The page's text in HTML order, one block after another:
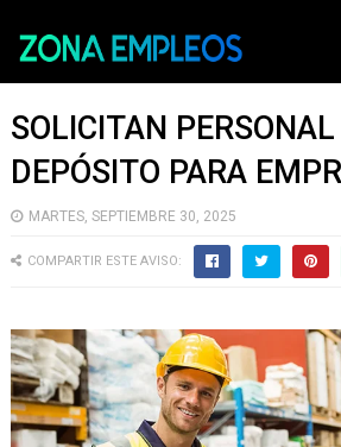
SOLICITAN
DEPÓSITO PARA
MARTES, SEPTIEMBRE 30, 2025
COMPARTIR ESTE AVISO: